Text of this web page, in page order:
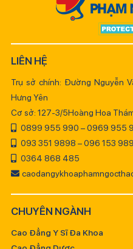
LIÊN HỆ
Trụ sở chính: Đường Nguyễn
Hưng Yên
Cơ sở: 127-3/5Hoàng Hoa
0899 955 990 – 0969 955
093 351 9898 – 096 153
0364 868 485
CHUYÊN NGÀNH
Cao Đẳng Y Sĩ Đa Khoa